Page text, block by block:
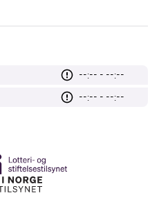
--:-- - --:--
--:-- - --:--